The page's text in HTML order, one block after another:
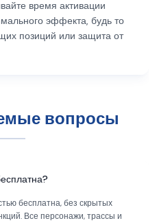
время активации
эффекта, будь то
позиций или защита от
вопросы
бесплатна, без скрытых
Все персонажи, трассы и